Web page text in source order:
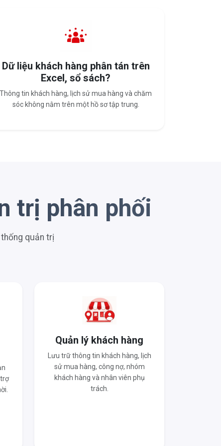
Dữ liệu khách hàng phân tán trên
Excel, sổ sách?
Thông tin khách hàng, lịch sử mua hàng và chăm
sóc không nằm trên một hồ sơ tập trung.
trị phân phối
thống quản trị
Quản lý khách hàng
Lưu trữ thông tin khách hàng, lịch
sử mua hàng, công nợ, nhóm
khách hàng và nhân viên phụ
trách.